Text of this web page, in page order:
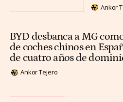
Ankor
BYD desbanca a MG
de coches chinos en
de cuatro años de
Ankor Tejero